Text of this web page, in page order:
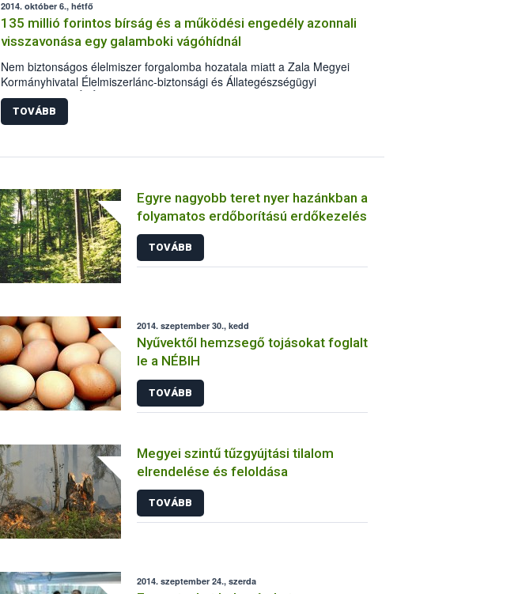
megjelenő egzotikus gyümölcsöket (mangó, ananász) vizsgálja. Az
intézkedés fontosságát jelzi, hogy hazánkban az egy főre eső évi
déligyümölcs-fogyasztás közel 12 kilogramm.
2014. október 6., hétfő
135 millió forintos bírság és a működési engedély azonnali
visszavonása egy galamboki vágóhídnál
Nem biztonságos élelmiszer forgalomba hozatala miatt a Zala Megyei
Kormányhivatal Élelmiszerlánc-biztonsági és Állategészségügyi
Igazgatósága (ÉbÁI) azonnali hatállyal visszavonta Farkas Zsolt egyéni
vállalkozó által Galambok, Hegyalja u. 30/A alatt működtetett, HU-618
engedélyezési számú sertésvágóhíd működési engedélyét.
TOVÁBB
Egyre nagyobb teret nyer hazánkban a
folyamatos erdőborítású erdőkezelés
TOVÁBB
2014. szeptember 30., kedd
Nyűvektől hemzsegő tojásokat foglalt
le a NÉBIH
TOVÁBB
Megyei szintű tűzgyújtási tilalom
elrendelése és feloldása
TOVÁBB
2014. szeptember 24., szerda